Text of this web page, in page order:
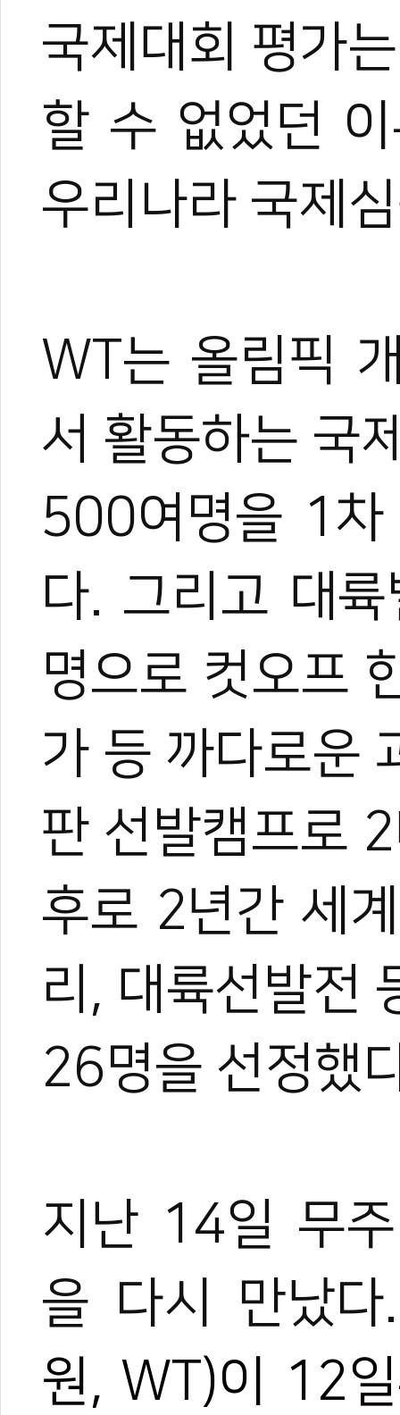
국제대회 평가
할 수 없었던
우리나라 국제
WT는 올림픽
서 활동하는 국
500여명을 1차
다. 그리고 대
명으로 컷오프
가 등 까다로운
판 선발캠프로
후로 2년간 세
리, 대륙선발전
26명을 선정했
지난 14일 무
을 다시 만났
원, WT)이 12
관련 뉴스
파리 올림픽 태
태권도 국제심